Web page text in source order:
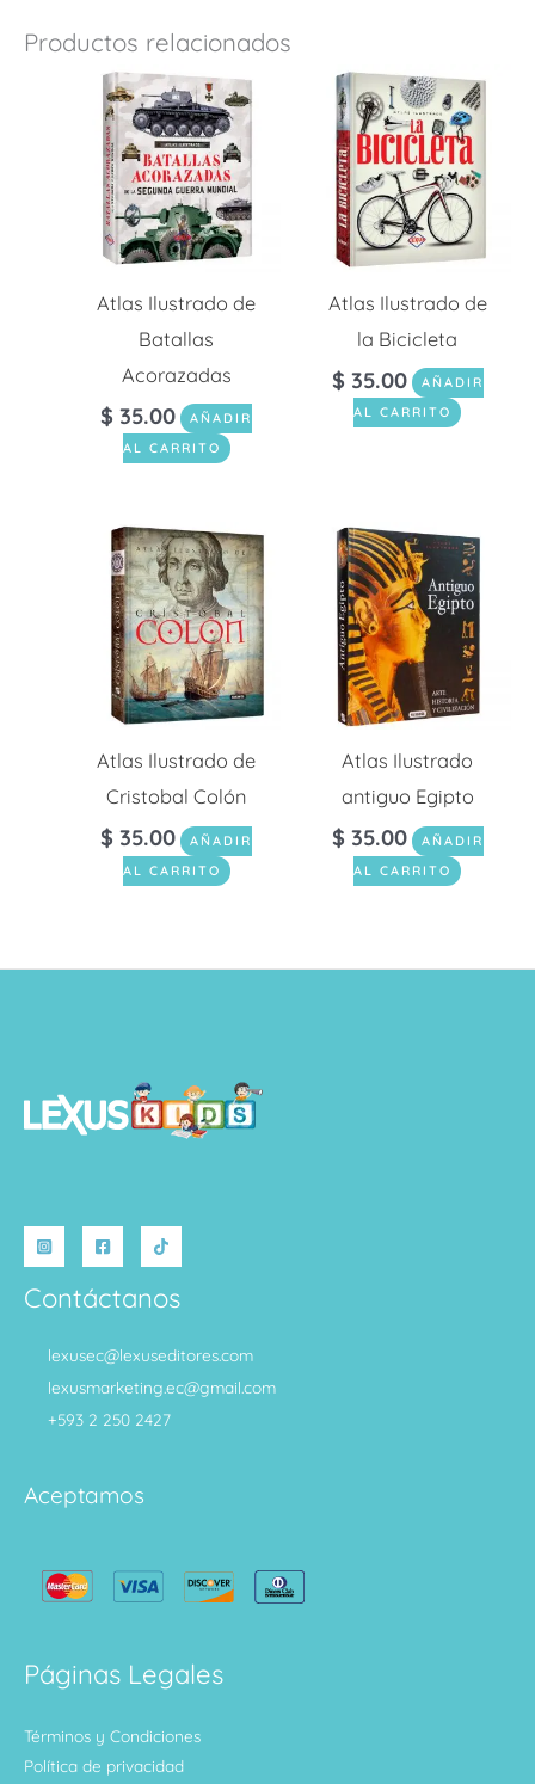
Productos relacionados
Atlas Ilustrado de
Batallas
Acorazadas
$ 35.00
AÑADIR
AL CARRITO
Atlas Ilustrado de
la Bicicleta
$ 35.00
AÑADIR
AL CARRITO
Atlas Ilustrado de
Cristobal Colón
$ 35.00
AÑADIR
AL CARRITO
Atlas Ilustrado
antiguo Egipto
$ 35.00
AÑADIR
AL CARRITO
Contáctanos
lexusec@lexuseditores.com
lexusmarketing.ec@gmail.com
+593 2 250 2427
Aceptamos
Páginas Legales
Términos y Condiciones
Política de privacidad